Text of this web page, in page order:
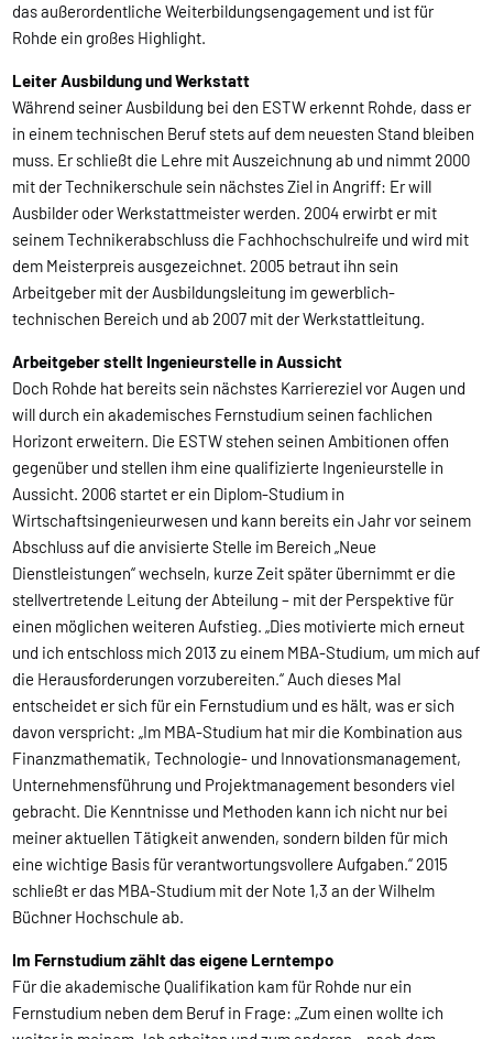
das außerordentliche Weiterbildungsengagement und ist für
Rohde ein großes Highlight.
Leiter Ausbildung und Werkstatt
Während seiner Ausbildung bei den ESTW erkennt Rohde, dass er
in einem technischen Beruf stets auf dem neuesten Stand bleiben
muss. Er schließt die Lehre mit Auszeichnung ab und nimmt 2000
mit der Technikerschule sein nächstes Ziel in Angriff: Er will
Ausbilder oder Werkstattmeister werden. 2004 erwirbt er mit
seinem Technikerabschluss die Fachhochschulreife und wird mit
dem Meisterpreis ausgezeichnet. 2005 betraut ihn sein
Arbeitgeber mit der Ausbildungsleitung im gewerblich-
technischen Bereich und ab 2007 mit der Werkstattleitung.
Arbeitgeber stellt Ingenieurstelle in Aussicht
Doch Rohde hat bereits sein nächstes Karriereziel vor Augen und
will durch ein akademisches Fernstudium seinen fachlichen
Horizont erweitern. Die ESTW stehen seinen Ambitionen offen
gegenüber und stellen ihm eine qualifizierte Ingenieurstelle in
Aussicht. 2006 startet er ein Diplom-Studium in
Wirtschaftsingenieurwesen und kann bereits ein Jahr vor seinem
Abschluss auf die anvisierte Stelle im Bereich „Neue
Dienstleistungen“ wechseln, kurze Zeit später übernimmt er die
stellvertretende Leitung der Abteilung – mit der Perspektive für
einen möglichen weiteren Aufstieg. „Dies motivierte mich erneut
und ich entschloss mich 2013 zu einem MBA-Studium, um mich auf
die Herausforderungen vorzubereiten.“ Auch dieses Mal
entscheidet er sich für ein Fernstudium und es hält, was er sich
davon verspricht: „Im MBA-Studium hat mir die Kombination aus
Finanzmathematik, Technologie- und Innovationsmanagement,
Unternehmensführung und Projektmanagement besonders viel
gebracht. Die Kenntnisse und Methoden kann ich nicht nur bei
meiner aktuellen Tätigkeit anwenden, sondern bilden für mich
eine wichtige Basis für verantwortungsvollere Aufgaben.“ 2015
schließt er das MBA-Studium mit der Note 1,3 an der Wilhelm
Büchner Hochschule ab.
Im Fernstudium zählt das eigene Lerntempo
Für die akademische Qualifikation kam für Rohde nur ein
Fernstudium neben dem Beruf in Frage: „Zum einen wollte ich